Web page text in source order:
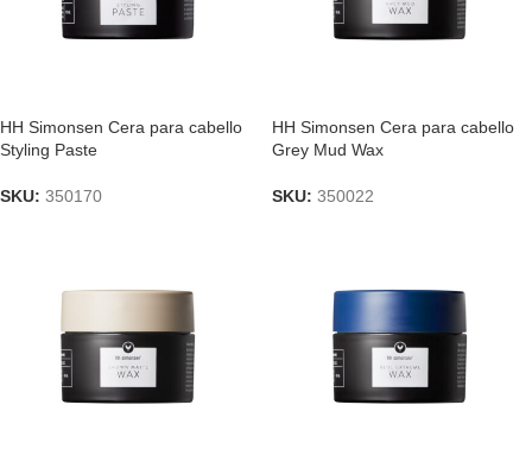
HH Simonsen Cera para cabello
Styling Paste
SKU: 350170
HH Simonsen Cera para cabello
Grey Mud Wax
SKU: 350022